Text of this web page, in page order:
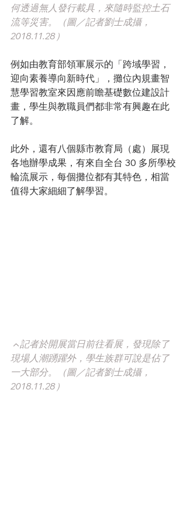
何透過無人發行載具，來隨時監控土石
流等災害。（圖／記者劉士成攝，
2018.11.28）
例如由教育部領軍展示的「跨域學習，
迎向素養導向新時代」，攤位內規畫智
慧學習教室來因應前瞻基礎數位建設計
畫，學生與教職員們都非常有興趣在此
了解。
此外，還有八個縣市教育局（處）展現
各地辦學成果，有來自全台 30 多所學校
輪流展示，每個攤位都有其特色，相當
值得大家細細了解學習。
▲記者於開展當日前往看展，發現除了
現場人潮踴躍外，學生族群可說是佔了
一大部分。（圖／記者劉士成攝，
2018.11.28）